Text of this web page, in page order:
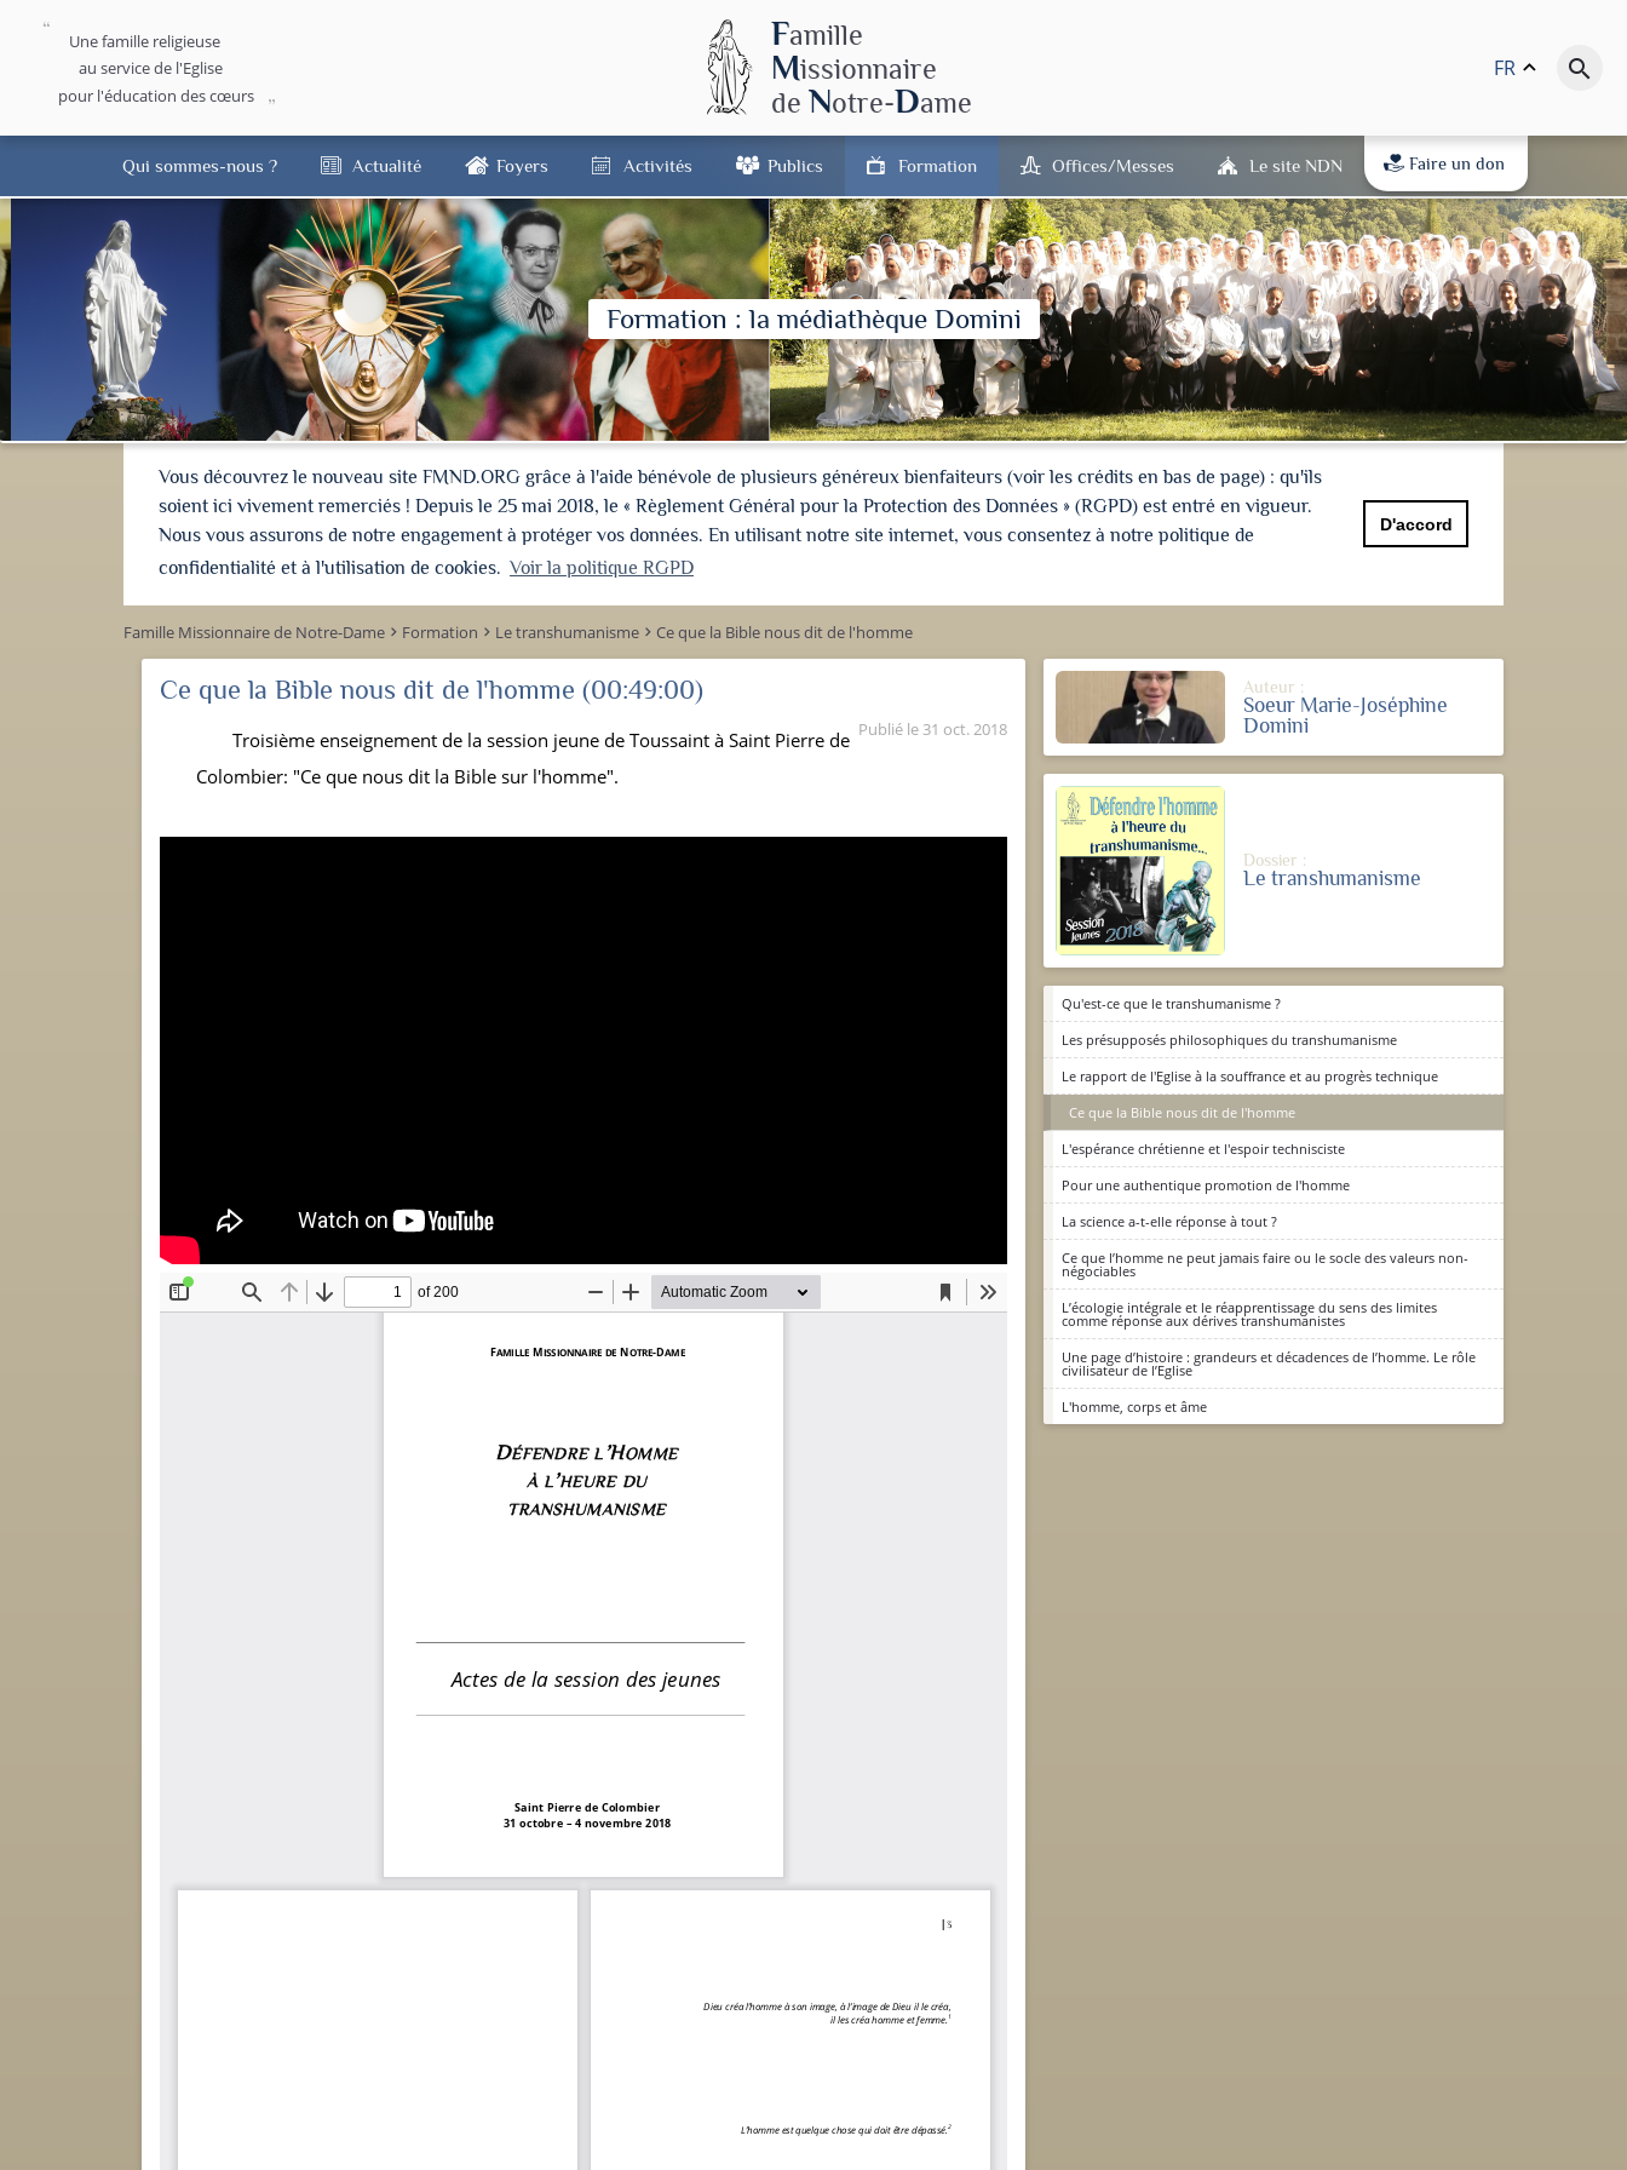
Une famille religieuse
au service de l'Eglise
pour l'éducation des cœurs
Famille
Missionnaire
de Notre-Dame
FR keyboard_arrow_up search
Qui sommes-nous ? Actualité Foyers Activités Publics Formation Offices/Messes Le site NDN Faire un don
Formation : la médiathèque Domini
Vous découvrez le nouveau site FMND.ORG grâce à l'aide bénévole de plusieurs généreux bienfaiteurs (voir les crédits en bas de page) : qu'ils
soient ici vivement remerciés ! Depuis le 25 mai 2018, le « Règlement Général pour la Protection des Données » (RGPD) est entré en vigueur.
Nous vous assurons de notre engagement à protéger vos données. En utilisant notre site internet, vous consentez à notre politique de
confidentialité et à l'utilisation de cookies. Voir la politique RGPD
D'accord
Famille Missionnaire de Notre-Dame keyboard_arrow_right Formation keyboard_arrow_right Le transhumanisme keyboard_arrow_right Ce que la Bible nous dit de l'homme
Ce que la Bible nous dit de l'homme (00:49:00)
Publié le 31 oct. 2018
Troisième enseignement de la session jeune de Toussaint à Saint Pierre de
Colombier: "Ce que nous dit la Bible sur l'homme".
Auteur :
Soeur Marie-Joséphine
Domini
Dossier :
Le transhumanisme
Qu'est-ce que le transhumanisme ?
Les présupposés philosophiques du transhumanisme
Le rapport de l'Eglise à la souffrance et au progrès technique
Ce que la Bible nous dit de l'homme
L'espérance chrétienne et l'espoir technisciste
Pour une authentique promotion de l'homme
La science a-t-elle réponse à tout ?
Ce que l’homme ne peut jamais faire ou le socle des valeurs non-
négociables
L’écologie intégrale et le réapprentissage du sens des limites
comme réponse aux dérives transhumanistes
Une page d’histoire : grandeurs et décadences de l’homme. Le rôle
civilisateur de l’Eglise
L'homme, corps et âme